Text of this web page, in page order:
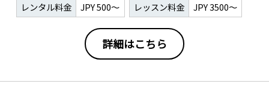
レンタル料金
JPY 500～ レッスン料金 JPY 3500～
詳細はこちら